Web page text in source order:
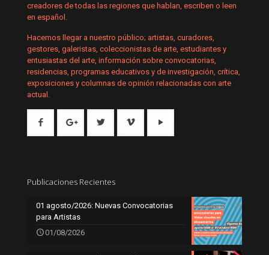
creadores de todas las regiones que hablan, escriben o leen
en español.
Hacemos llegar a nuestro público; artistas, curadores,
gestores, galeristas, coleccionistas de arte, estudiantes y
entusiastas del arte, información sobre convocatorias,
residencias, programas educativos y de investigación, crítica,
exposiciones y columnas de opinión relacionadas con arte
actual.
Publicaciones Recientes
01 agosto/2026: Nuevas Convocatorias
para Artistas
01/08/2026